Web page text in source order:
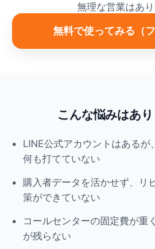
無理な営業はあり
無料で使ってみる（
こんな悩みはあ
LINE公式アカウントはあるが
何も打てていない
購入者データを活かせず、リ
策ができていない
コールセンターの固定費が重
が残らない